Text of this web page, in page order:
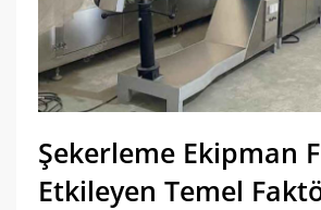
Şekerleme Ekipman
Etkileyen Temel